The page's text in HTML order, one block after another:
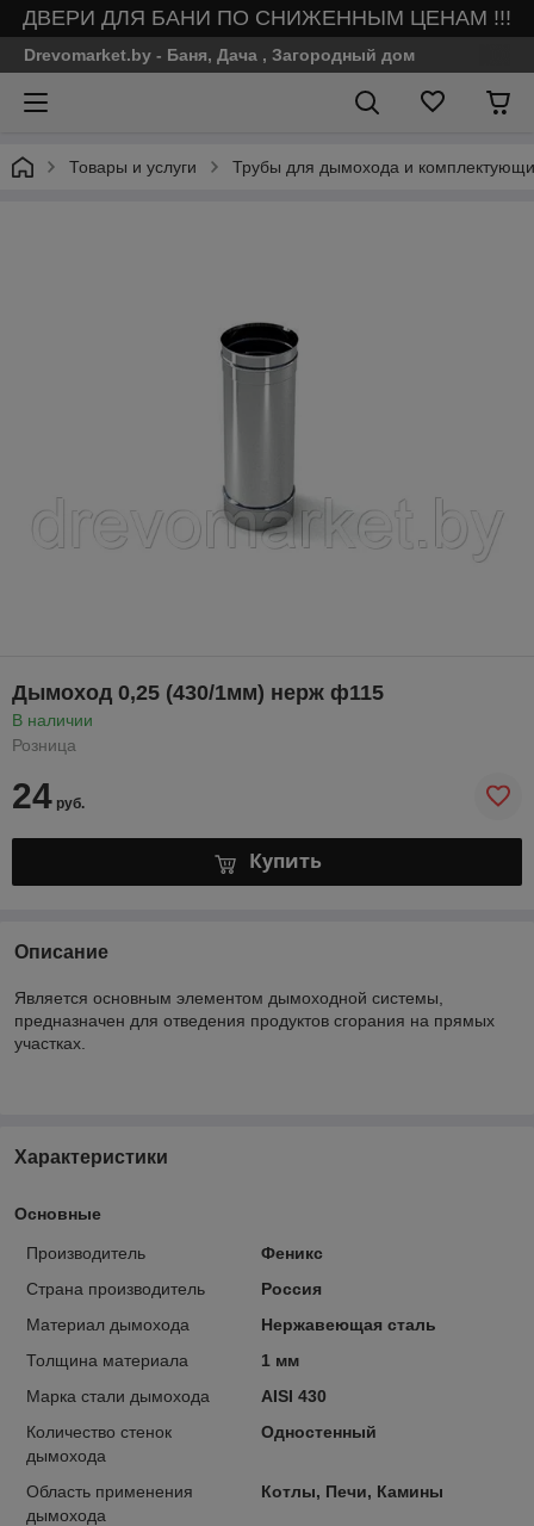
ДВЕРИ ДЛЯ БАНИ ПО СНИЖЕННЫМ ЦЕНАМ !!!
Drevomarket.by - Баня, Дача , Загородный дом
Товары и услуги Трубы для дымохода и
Дымоход 0,25 (430/1мм) нерж ф115
В наличии
Розница
24 руб.
Купить
Описание
Является основным элементом дымоходной системы,
предназначен для отведения продуктов сгорания на прямых
участках.
Характеристики
Основные
Производитель
Феникс
Страна производитель
Россия
Материал дымохода
Нержавеющая сталь
Толщина материала
1 мм
Марка стали дымохода
AISI 430
Количество стенок
дымохода
Одностенный
Область применения
дымохода
Котлы, Печи, Камины